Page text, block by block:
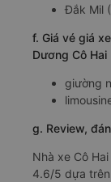
Đắk Mil
f. Giá vé giá
Dương Cô Hai
giường
g. Review,
Nhà xe Cô
4.6/5 dựa